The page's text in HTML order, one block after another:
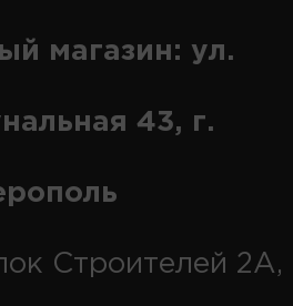
магазин: ул.
43, г.
Строителей 2А,